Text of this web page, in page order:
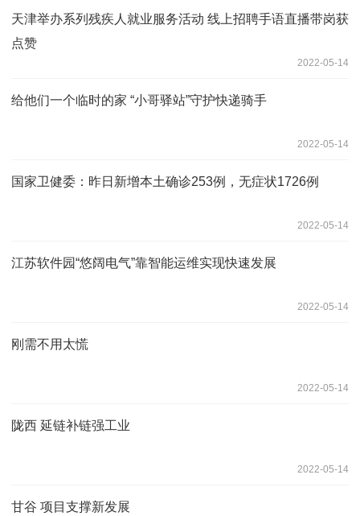
天津举办系列残疾人就业服务活动 线上招聘手语直播带岗获
点赞
2022-05-14
给他们一个临时的家 “小哥驿站”守护快递骑手
2022-05-14
国家卫健委：昨日新增本土确诊253例，无症状1726例
2022-05-14
江苏软件园“悠阔电气”靠智能运维实现快速发展
2022-05-14
刚需不用太慌
2022-05-14
陇西 延链补链强工业
2022-05-14
甘谷 项目支撑新发展